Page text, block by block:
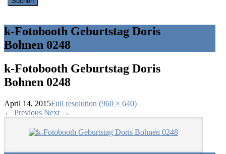
k-Fotobooth Geburtstag Doris
Bohnen 0248
k-Fotobooth Geburtstag Doris
Bohnen 0248
April 14, 2015Full resolution (960 × 640)
← Previous Next →